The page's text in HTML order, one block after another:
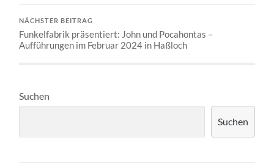
NÄCHSTER BEITRAG
Funkelfabrik präsentiert: John und Pocahontas –
Aufführungen im Februar 2024 in Haßloch
Suchen
Suchen